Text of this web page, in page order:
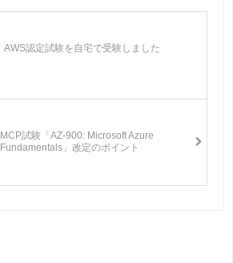
AWS認定試験を自宅で受験しました
MCP試験「AZ-900: Microsoft Azure
Fundamentals」改定のポイント